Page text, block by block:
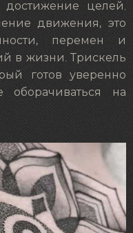
достижение целей.
движения, это
перемен и
в жизни. Трискель
готов уверенно
на